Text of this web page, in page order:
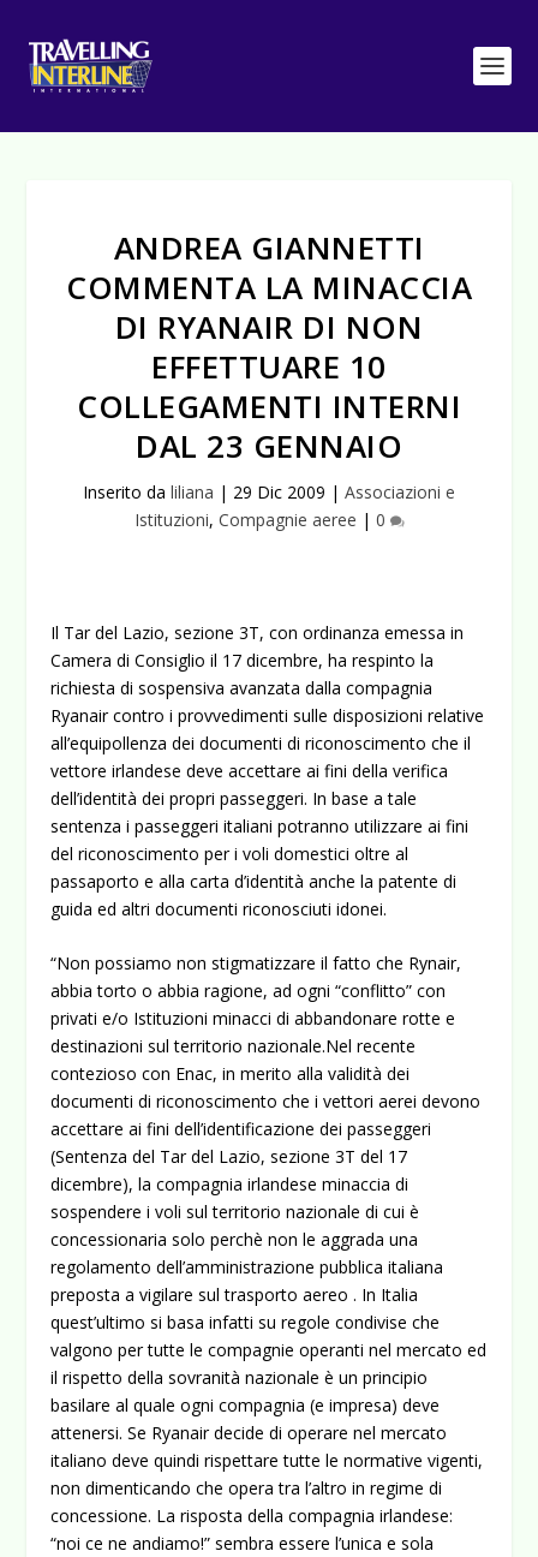
ANDREA GIANNETTI
COMMENTA LA MINACCIA
DI RYANAIR DI NON
EFFETTUARE 10
COLLEGAMENTI INTERNI
DAL 23 GENNAIO
Inserito da liliana | 29 Dic 2009 | Associazioni e
Istituzioni, Compagnie aeree | 0
Il Tar del Lazio, sezione 3T, con ordinanza emessa in
Camera di Consiglio il 17 dicembre, ha respinto la
richiesta di sospensiva avanzata dalla compagnia
Ryanair contro i provvedimenti sulle disposizioni relative
all’equipollenza dei documenti di riconoscimento che il
vettore irlandese deve accettare ai fini della verifica
dell’identità dei propri passeggeri. In base a tale
sentenza i passeggeri italiani potranno utilizzare ai fini
del riconoscimento per i voli domestici oltre al
passaporto e alla carta d’identità anche la patente di
guida ed altri documenti riconosciuti idonei.
“Non possiamo non stigmatizzare il fatto che Rynair,
abbia torto o abbia ragione, ad ogni “conflitto” con
privati e/o Istituzioni minacci di abbandonare rotte e
destinazioni sul territorio nazionale.Nel recente
contezioso con Enac, in merito alla validità dei
documenti di riconoscimento che i vettori aerei devono
accettare ai fini dell’identificazione dei passeggeri
(Sentenza del Tar del Lazio, sezione 3T del 17
dicembre), la compagnia irlandese minaccia di
sospendere i voli sul territorio nazionale di cui è
concessionaria solo perchè non le aggrada una
regolamento dell’amministrazione pubblica italiana
preposta a vigilare sul trasporto aereo . In Italia
quest’ultimo si basa infatti su regole condivise che
valgono per tutte le compagnie operanti nel mercato ed
il rispetto della sovranità nazionale è un principio
basilare al quale ogni compagnia (e impresa) deve
attenersi. Se Ryanair decide di operare nel mercato
italiano deve quindi rispettare tutte le normative vigenti,
non dimenticando che opera tra l’altro in regime di
concessione. La risposta della compagnia irlandese:
“noi ce ne andiamo!” sembra essere l’unica e sola